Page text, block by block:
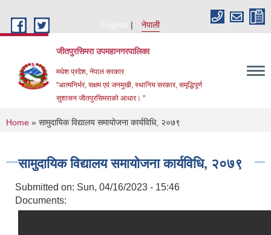
English
नेपाली
जीतपुरसिमरा उपमहानगरपालिका
मधेश प्रदेश, नेपाल सरकार
"आत्मनिर्भर, सक्षम एवं जनमुखी, स्थानिय सरकार, समृद्धिपूर्ण
सुशासन जीतपुरसिमराको आधार। "
You are here
Home » सामुदायिक विद्यालय समायोजना कार्यविधि, २०७९
सामुदायिक विद्यालय समायोजना कार्यविधि, २०७९
Submitted on: Sun, 04/16/2023 - 15:46
Documents: